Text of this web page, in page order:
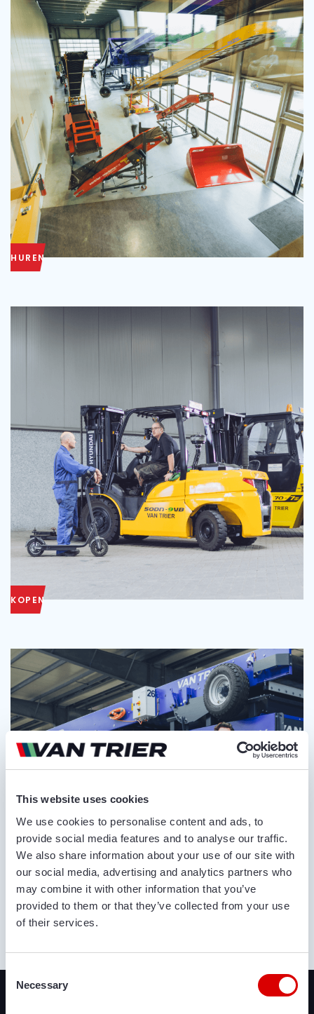
This website uses cookies
We use cookies to personalise content and ads, to
provide social media features and to analyse our traffic.
We also share information about your use of our site with
our social media, advertising and analytics partners who
may combine it with other information that you’ve
provided to them or that they’ve collected from your use
of their services.
Consent
Selection
Necessary
HUREN
KOPEN
Recent toegevoegd